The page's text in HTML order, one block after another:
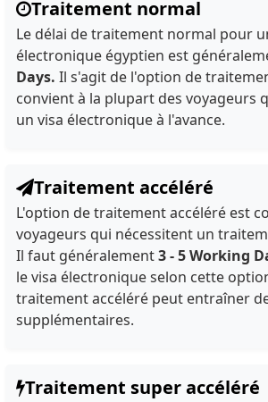
Traitement normal
Le délai de traitement normal pour
électronique égyptien est
Days. Il s'agit de l'option de
convient à la plupart des voyageurs
un visa électronique à l'avance.
Traitement accéléré
L'option de traitement accéléré est
voyageurs qui nécessitent un
Il faut généralement3 - 5 Working
le visa électronique selon cette
traitement accéléré peut entraîner
supplémentaires.
Traitement super accéléré